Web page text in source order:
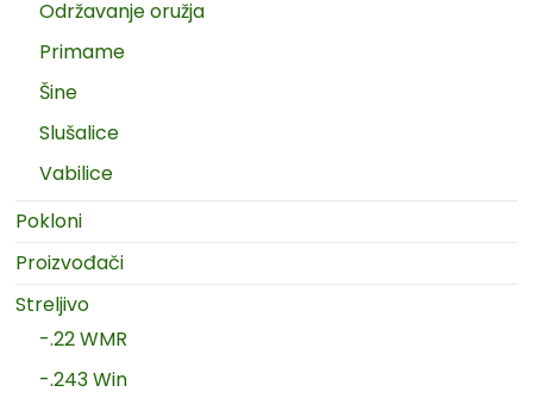
Održavanje oružja
Primame
Šine
Slušalice
Vabilice
Pokloni
Proizvođači
Streljivo
-.22 WMR
-.243 Win